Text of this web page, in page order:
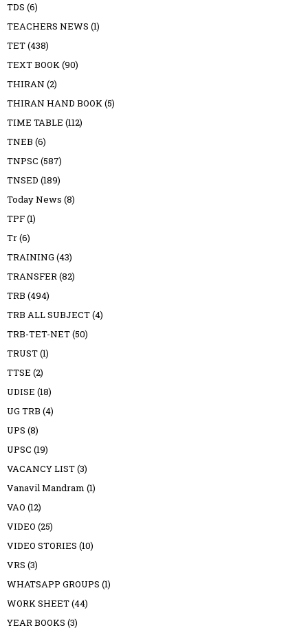
TDS (6)
TEACHERS NEWS (1)
TET(438)
TEXT BOOK(90)
THIRAN (2)
THIRAN HAND BOOK(5)
TIME TABLE (112)
TNEB (6)
TNPSC (587)
TNSED (189)
Today News (8)
TPF(1)
Tr(6)
TRAINING (43)
TRANSFER(82)
TRB (494)
TRB ALL SUBJECT(4)
TRB-TET-NET(50)
TRUST(1)
TTSE (2)
UDISE (18)
UG TRB (4)
UPS (8)
UPSC (19)
VACANCY LIST(3)
Vanavil Mandram (1)
VAO (12)
VIDEO (25)
VIDEO STORIES (10)
VRS (3)
WHATSAPP GROUPS (1)
WORK SHEET(44)
YEAR BOOKS (3)